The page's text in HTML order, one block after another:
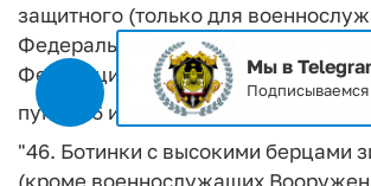
защитного (только для
Федеральной службы охраны
Федерации) цвета.";
пункт 46 изложить в следующей
"46. Ботинки с высокими берцами
(кроме военнослужащих
Мы в